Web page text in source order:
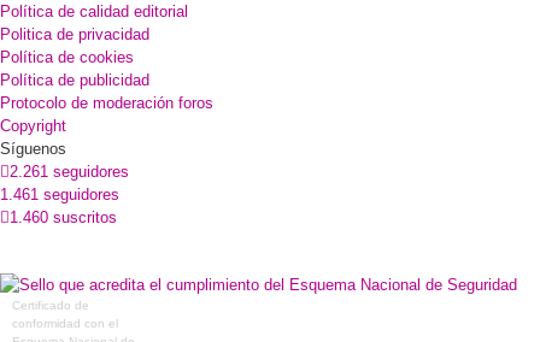
Política de calidad editorial
Politica de privacidad
Política de cookies
Política de publicidad
Protocolo de moderación foros
Copyright
Síguenos
2.261 seguidores
1.461 seguidores
1.460 suscritos
Certificado de
conformidad con el